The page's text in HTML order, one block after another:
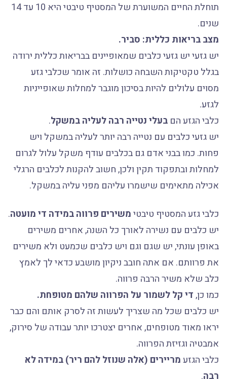
תוחלת החיים המשוערת של המסטיף טיבטי היא 10 עד 14
שנים.
מצב בריאות כללית: סביר.
יש גזעי יש גזעי כלבים שמאופיינים בבריאות כללית ירודה
בגלל טקטיקות השבחה כושלות. זה אומר שכלבי גזע
מסוים עלולים להיות בסיכון מוגבר למחלות שאופייניות
לגזע.
כלבי הגזע הם בעלי נטייה רבה לעליה במשקל.
יש גזעי כלבים עם נטייה רבה יותר לעליה במשקל ויש
פחות. כמו בבני אדם גם בכלבים עודף משקל עלול לגרום
למחלות ובתפקוד תקין ולכן, חשוב להקנות לכלבים הרגלי
אכילה מתאימים שישמרו עליהם מפני עליה במשקל.
כלבי גזע המסטיף טיבטימשירים פרווה במידה די מועטה.
יש כלבים עם נשירה לאורך כל השנה, אחרים משירים
באופן עונתי, יש שגם וגם ויש כלבים שכמעט ולא משירים
את פרוותם. אם אתה חובב ניקיון מושבע כדאי לך לאמץ
כלב שלא משיר הרבה פרווה.
כמו כן,די קל לשמור על הפרווה שלהם מטופחת.
יש כלבים שכל מה שצריך לעשות זה לסרק אותם והם כבר
יראו מאוד מטופחים, אחרים יצטרכו יותר עבודה של סירוק,
אמבטיה וגזיזת הפרווה.
כלבי הגזעמריירים (אלה שנוזל להם ריר) במידה לא
רבה.